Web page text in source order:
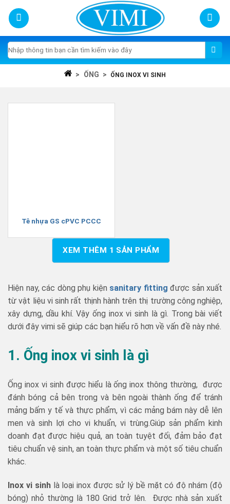
content
Tìm
kiếm:
> ỐNG > ỐNG INOX VI SINH
Tê nhựa GS cPVC PCCC
XEM THÊM 1 SẢN PHẨM
Hiện nay, các dòng phụ kiện sanitary fitting được sản xuất
từ vật liệu vi sinh rất thịnh hành trên thị trường công nghiệp,
xây dựng, dầu khí. Vậy ống inox vi sinh là gì. Trong bài viết
dưới đây vimi sẽ giúp các bạn hiểu rõ hơn về vấn đề này nhé.
1. Ống inox vi sinh là gì
Ống inox vi sinh được hiểu là ống inox thông thường, được
đánh bóng cả bên trong và bên ngoài thành ống để tránh
mảng bấm y tế và thực phẩm, vì các mảng bám này dễ lên
men và sinh lợi cho vi khuẩn, vi trùng.Giúp sản phẩm kinh
doanh đạt được hiệu quả, an toàn tuyệt đối, đảm bảo đạt
tiêu chuẩn vệ sinh, an toàn thực phẩm và một số tiêu chuẩn
khác.
Inox vi sinhlà loại inox được sử lý bề mặt có độ nhám (độ
bóng) nhỏ thường là 180 Grid trở lên. Được nhà sản xuất